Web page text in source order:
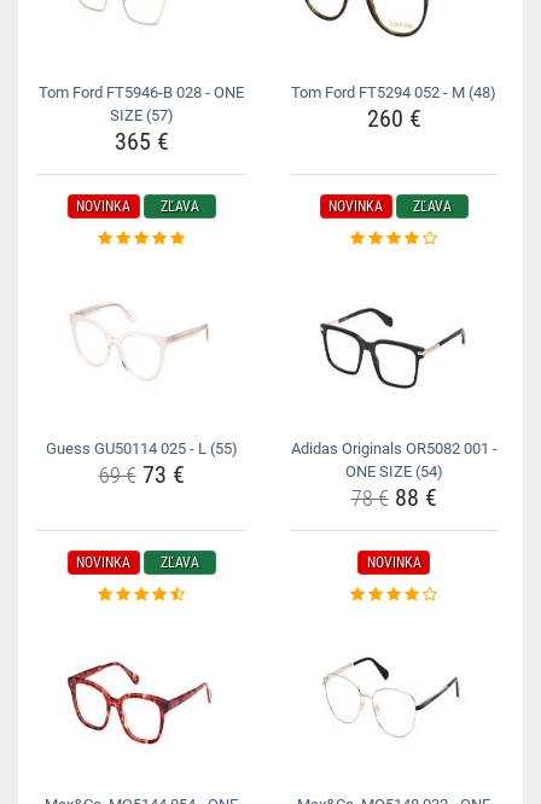
Tom Ford FT5946-B 028 - ONE
SIZE (57)
365 €
Tom Ford FT5294 052 - M (48)
260 €
NOVINKA ZĽAVA
Guess GU50114 025 - L (55)
69 €73 €
NOVINKA ZĽAVA
Adidas Originals OR5082 001 -
ONE SIZE (54)
78 €88 €
NOVINKA ZĽAVA NOVINKA